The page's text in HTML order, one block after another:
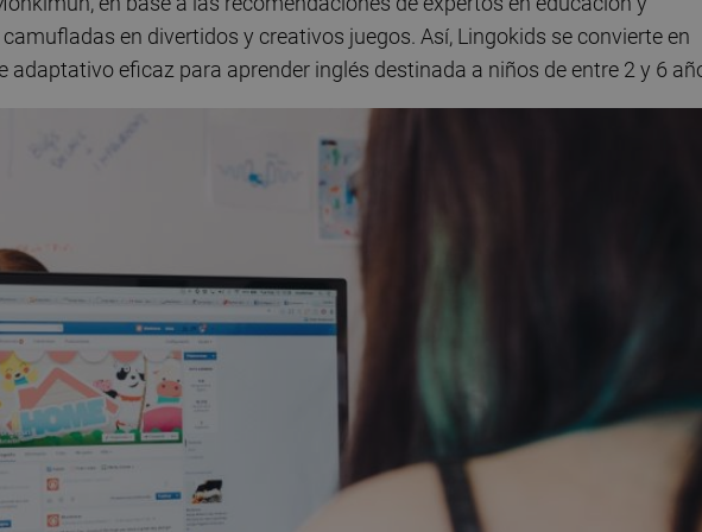
en divertidos y creativos juegos. Así, Lingokids se convierte en
adaptativo eficaz para aprender inglés destinada a niños de entre 2 y 6